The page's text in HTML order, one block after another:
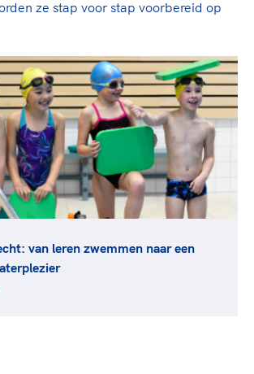
ze stap voor stap voorbereid op
van leren zwemmen naar een